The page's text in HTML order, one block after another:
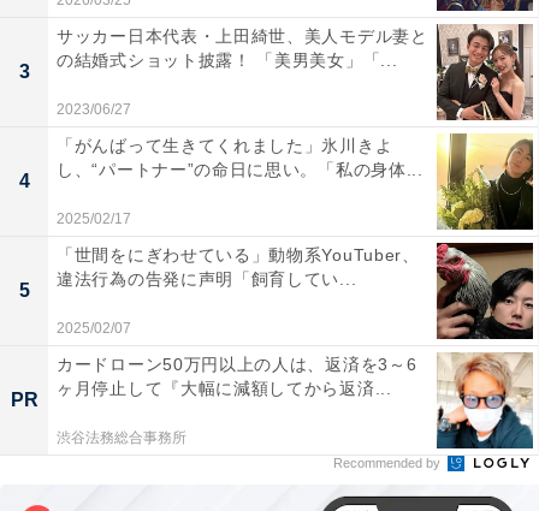
3
サッカー日本代表・上田綺世、美人モデル妻と
の結婚式ショット披露！ 「美男美女」「...
2023/06/27
4
「がんばって生きてくれました」氷川きよ
し、“パートナー”の命日に思い。「私の身体...
2025/02/17
5
「世間をにぎわせている」動物系YouTuber、
違法行為の告発に声明「飼育してい...
2025/02/07
PR
カードローン50万円以上の人は、返済を3～6
ヶ月停止して『大幅に減額してから返済...
渋谷法務総合事務所
Recommended by